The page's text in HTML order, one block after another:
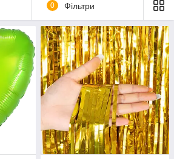
0 Фільтри